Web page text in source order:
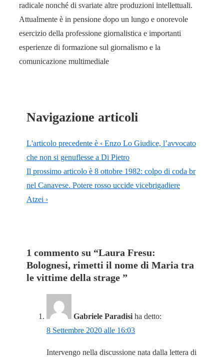
radicale nonché di svariate altre produzioni intellettuali.
Attualmente è in pensione dopo un lungo e onorevole
esercizio della professione giornalistica e importanti
esperienze di formazione sul giornalismo e la
comunicazione multimediale
Navigazione articoli
L'articolo precedente è ‹ Enzo Lo Giudice, l’avvocato
che non si genuflesse a Di Pietro
Il prossimo articolo è 8 ottobre 1982: colpo di coda br
nel Canavese. Potere rosso uccide vicebrigadiere
Atzei ›
1 commento su “Laura Fresu:
Bolognesi, rimetti il nome di Maria tra
le vittime della strage ”
Gabriele Paradisi ha detto:
8 Settembre 2020 alle 16:03
Intervengo nella discussione nata dalla lettera di